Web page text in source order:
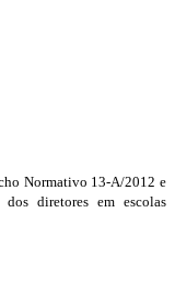
Normativo 13-A/2012 e
diretores em escolas